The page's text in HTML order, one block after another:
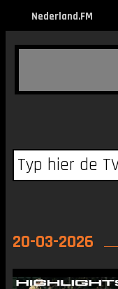
Nederland.FM
20-03-2026